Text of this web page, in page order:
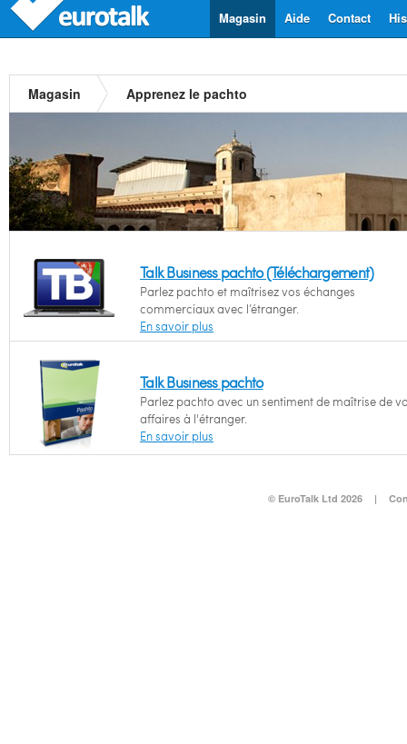
Contact
Aide
Magasin
Magasin Apprenez le pachto
Talk Business pachto (Téléchargement)
Parlez pachto et maîtrisez vos échanges
commerciaux avec l’étranger.
En savoir plus
Talk Business pachto
Parlez pachto avec un sentiment de maîtrise de
affaires à l'étranger.
En savoir plus
© EuroTalk Ltd 2026 |